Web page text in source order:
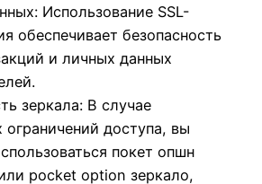
Использование SSL-
обеспечивает безопасность
и личных данных
зеркала: В случае
ограничений доступа, вы
покет опшн
pocket option зеркало,